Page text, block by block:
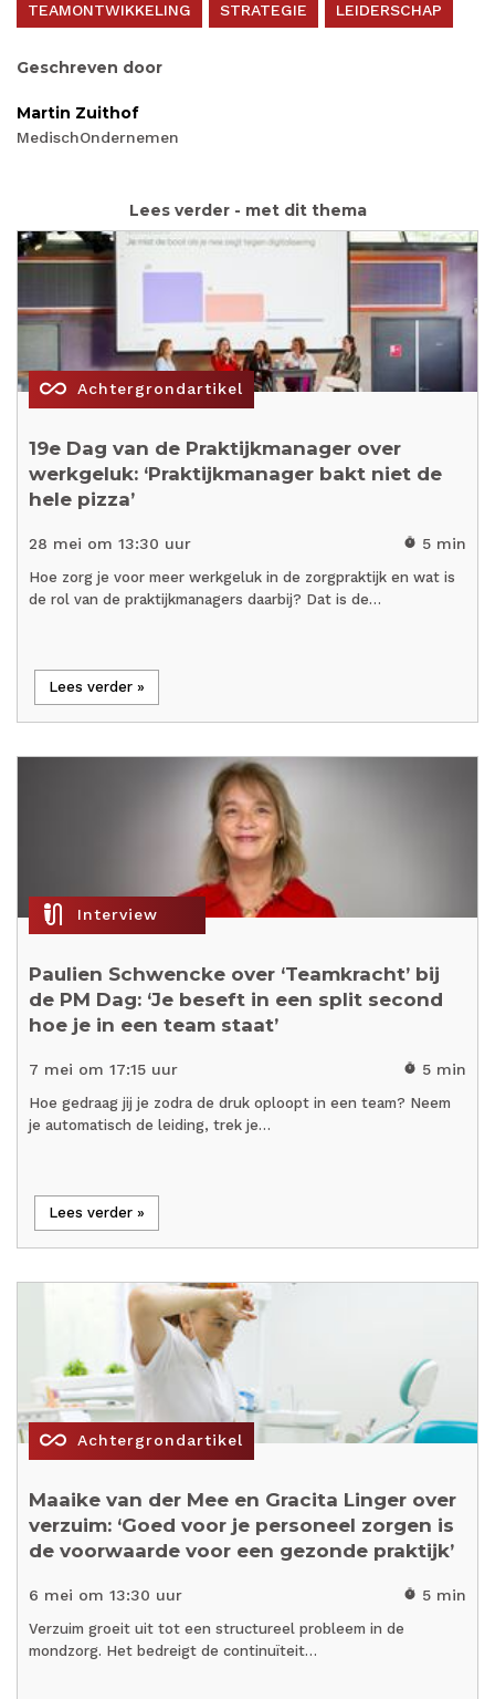
TEAMONTWIKKELING STRATEGIE LEIDERSCHAP
Geschreven door
Martin Zuithof
MedischOndernemen
Lees verder - met dit thema
all_inclusive Achtergrondartikel
19e Dag van de Praktijkmanager over
werkgeluk: ‘Praktijkmanager bakt niet de
hele pizza’
28 mei om 13:30 uur timer 5 min
Hoe zorg je voor meer werkgeluk in de zorgpraktijk en wat is
de rol van de praktijkmanagers daarbij? Dat is de…
Lees verder »
mic_external_on Interview
Paulien Schwencke over ‘Teamkracht’ bij
de PM Dag: ‘Je beseft in een split second
hoe je in een team staat’
7 mei om 17:15 uur timer 5 min
Hoe gedraag jij je zodra de druk oploopt in een team? Neem
je automatisch de leiding, trek je…
Lees verder »
all_inclusive Achtergrondartikel
Maaike van der Mee en Gracita Linger over
verzuim: ‘Goed voor je personeel zorgen is
de voorwaarde voor een gezonde praktijk’
6 mei om 13:30 uur timer 5 min
Verzuim groeit uit tot een structureel probleem in de
mondzorg. Het bedreigt de continuïteit…